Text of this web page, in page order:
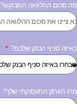
סכום ההלוואה המבוקש?
סניף הבנק שלכם?
הוותק התעסוקתי שלך?